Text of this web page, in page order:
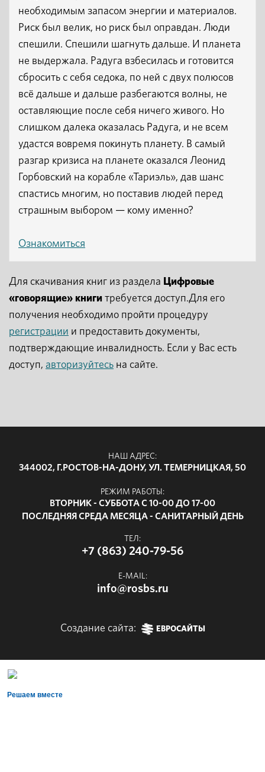
необходимым запасом энергии и материалов.
Риск был велик, но риск был оправдан. Люди
спешили. Спешили шагнуть дальше. И планета
не выдержала. Радуга взбесилась и готовится
сбросить с себя седока, по ней с двух полюсов
всё дальше и дальше разбегаются волны, не
оставляющие после себя ничего живого. Но
слишком далека оказалась Радуга, и не всем
удастся вовремя покинуть планету. В самый
разгар кризиса на планете оказался Леонид
Горбовский на корабле «Тариэль», дав шанс
спастись многим, но поставив людей перед
страшным выбором — кому именно?
Ознакомиться
Для скачивания книг из раздела Цифровые
«говорящие» книги требуется доступ.Для его
получения необходимо пройти процедуру
регистрации и предоставить документы,
подтверждающие инвалидность. Если у Вас есть
доступ, авторизуйтесь на сайте.
НАШ АДРЕС:
344002, Г.РОСТОВ-НА-ДОНУ, УЛ. ТЕМЕРНИЦКАЯ, 50
РЕЖИМ РАБОТЫ:
ВТОРНИК - СУББОТА С 10-00 ДО 17-00
ПОСЛЕДНЯЯ СРЕДА МЕСЯЦА - САНИТАРНЫЙ ДЕНЬ
ТЕЛ:
+7 (863) 240-79-56
E-MAIL:
info@rosbs.ru
Создание сайта: ЕВРОСАЙТЫ
Решаем вместе